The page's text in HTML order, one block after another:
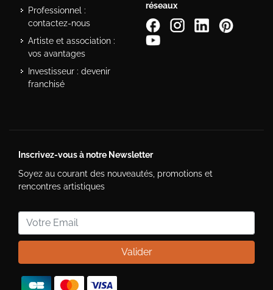
Professionnel :
contactez-nous
Artiste et association :
vos avantages
Investisseur : devenir
franchisé
réseaux
Inscrivez-vous à notre Newsletter
Soyez au courant des nouveautés, promotions et
rencontres artistiques
Valider